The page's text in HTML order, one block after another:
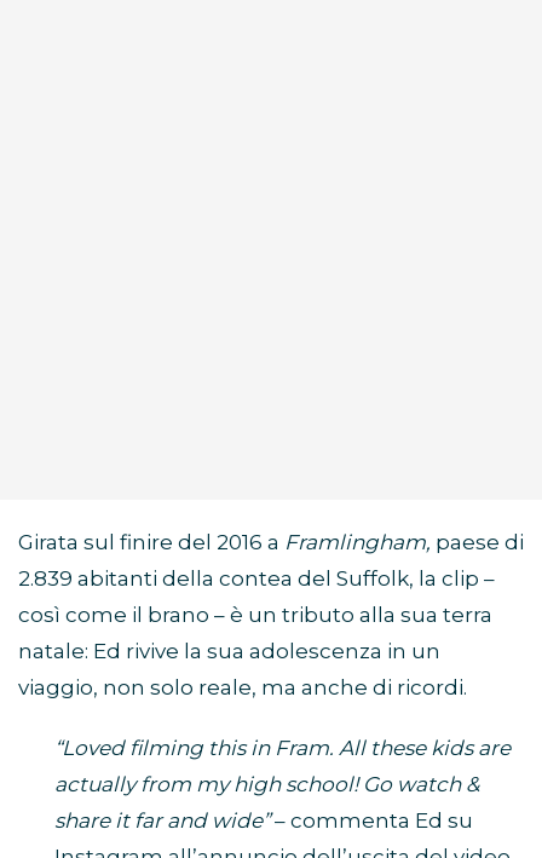
Girata sul finire del 2016 a Framlingham, paese di
2.839 abitanti della contea del Suffolk, la clip –
così come il brano – è un tributo alla sua terra
natale: Ed rivive la sua adolescenza in un
viaggio, non solo reale, ma anche di ricordi.
“Loved filming this in Fram. All these kids are
actually from my high school! Go watch &
share it far and wide”– commenta Ed su